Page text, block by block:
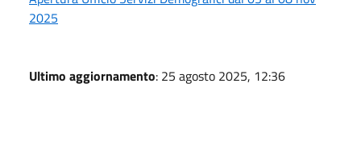
2025
Ultimo aggiornamento: 25 agosto 2025, 12:36